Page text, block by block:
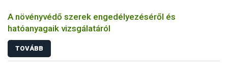
A növényvédő szerek engedélyezéséről és
hatóanyagaik vizsgálatáról
TOVÁBB